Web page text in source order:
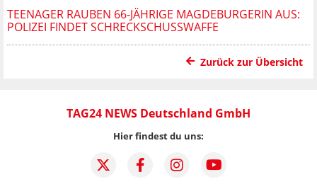
TEENAGER RAUBEN 66-JÄHRIGE MAGDEBURGERIN AUS:
POLIZEI FINDET SCHRECKSCHUSSWAFFE
Zurück zur Übersicht
TAG24 NEWS Deutschland GmbH
Hier findest du uns: